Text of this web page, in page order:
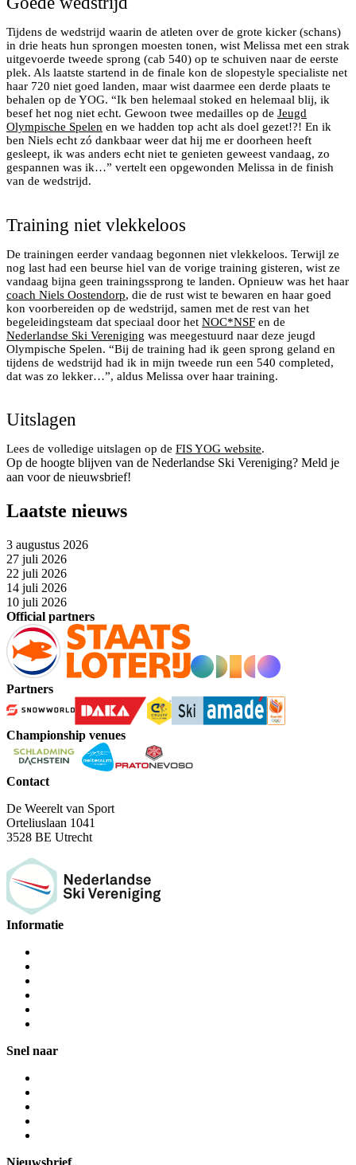
Tijdens de wedstrijd waarin de atleten over de grote kicker (schans)
in drie heats hun sprongen moesten tonen, wist Melissa met een strak
uitgevoerde tweede sprong (cab 540) op te schuiven naar de eerste
plek. Als laatste startend in de finale kon de slopestyle specialiste net
haar 720 niet goed landen, maar wist daarmee een derde plaats te
behalen op de YOG. “Ik ben helemaal stoked en helemaal blij, ik
besef het nog niet echt. Gewoon twee medailles op de Jeugd
Olympische Spelen en we hadden top acht als doel gezet!?! En ik
ben Niels echt zó dankbaar weer dat hij me er doorheen heeft
gesleept, ik was anders echt niet te genieten geweest vandaag, zo
gespannen was ik…” vertelt een opgewonden Melissa in de finish
van de wedstrijd.
NSkiV en TeamNL Coach Niels Oostendorp aan start bij
Training niet vlekkeloos
De trainingen eerder vandaag begonnen niet vlekkeloos. Terwijl ze
nog last had een beurse hiel van de vorige training gisteren, wist ze
vandaag bijna geen trainingssprong te landen. Opnieuw was het haar
coach Niels Oostendorp, die de rust wist te bewaren en haar goed
kon voorbereiden op de wedstrijd, samen met de rest van het
begeleidingsteam dat speciaal door het NOC*NSF en de
Nederlandse Ski Vereniging was meegestuurd naar deze jeugd
Olympische Spelen. “Bij de training had ik geen sprong geland en
tijdens de wedstrijd had ik in mijn tweede run een 540 completed,
dat was zo lekker…”, aldus Melissa over haar training.
Melissa Peperkamp hoog in de lucht tijdens de YOG
Uitslagen
Lees de volledige uitslagen op de FIS YOG website.
Op de hoogte blijven van de Nederlandse Ski Vereniging? Meld je
aan voor de nieuwsbrief!
Laatste nieuws
3 augustus 2026
27 juli 2026
22 juli 2026
14 juli 2026
10 juli 2026
Official partners
Partners
Championship venues
Contact
De Weerelt van Sport
Orteliuslaan 1041
3528 BE Utrecht
Informatie
Snel naar